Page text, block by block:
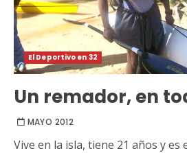
El Deportivo en 32
Un remador, en
MAYO 2012
Vive en la isla, tiene 21 años y es